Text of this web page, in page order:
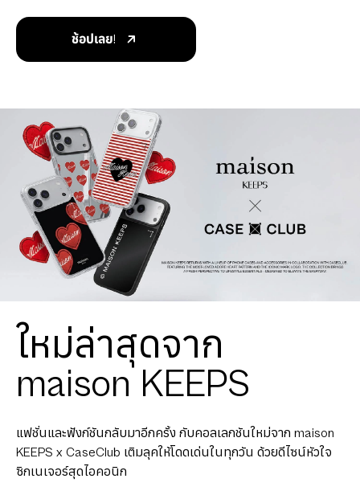
ช้อปเลย!
ใหม่ล่าสุดจาก
maison KEEPS
แฟชั่นและฟังก์ชันกลับมาอีกครั้ง กับคอลเลกชันใหม่จาก maison
KEEPS x CaseClub เติมลุคให้โดดเด่นในทุกวัน ด้วยดีไซน์หัวใจ
ซิกเนเจอร์สุดไอคอนิก